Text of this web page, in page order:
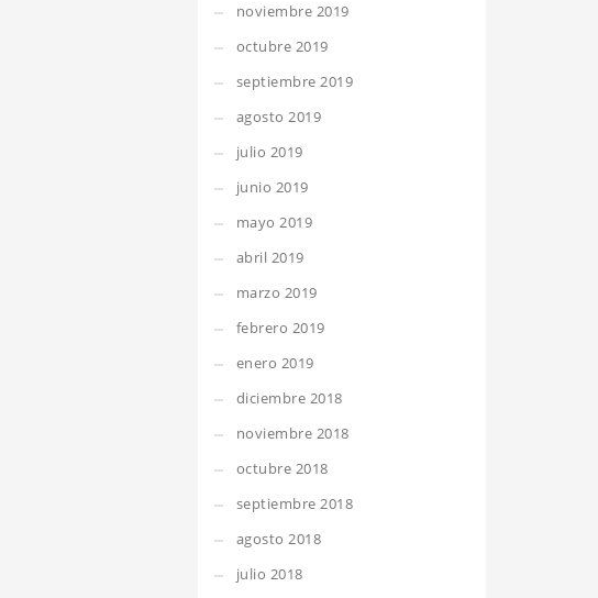
noviembre 2019
octubre 2019
septiembre 2019
agosto 2019
julio 2019
junio 2019
mayo 2019
abril 2019
marzo 2019
febrero 2019
enero 2019
diciembre 2018
noviembre 2018
octubre 2018
septiembre 2018
agosto 2018
julio 2018